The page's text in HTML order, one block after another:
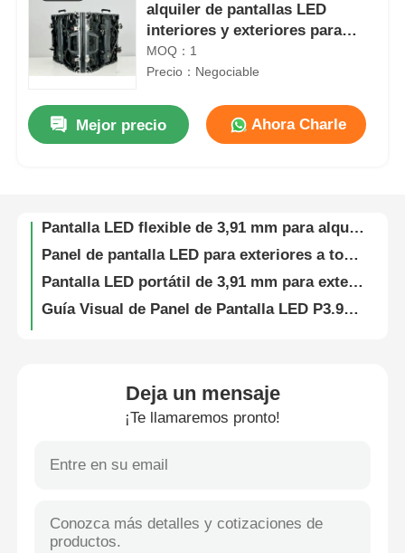
En casa.
Vídeos
Sobre nosotros
Visita a la fábrica
Contacta con nosotros
Casos
alquiler de pantallas LED
interiores y exteriores para
conciertos de música
MOQ：1
Precio：Negociable
Mejor precio Ahora Charle
Pantalla LED digital a color de respaldo de alta luminosidad P2.9 7680Hz
Deja un mensaje
¡Te llamaremos pronto!